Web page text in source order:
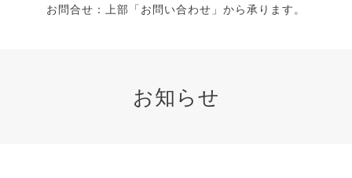
お問合せ：上部「お問い合わせ」から承ります。
お知らせ